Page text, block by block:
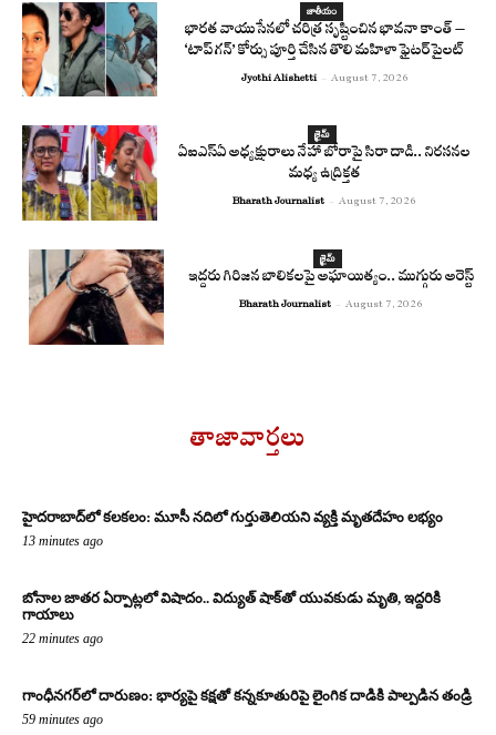
జాతీయం
భారత వాయుసేనలో చరిత్ర సృష్టించిన భావనా కాంత్ –
‘టాప్ గన్’ కోర్సు పూర్తి చేసిన తొలి మహిళా ఫైటర్ పైలట్
Jyothi Alishetti - August 7, 2026
క్రైమ్
ఏఐఎస్‌ఏ అధ్యక్షురాలు నేహా బోరాపై సిరా దాడి.. నిరసనల
మధ్య ఉద్రిక్తత
Bharath Journalist - August 7, 2026
క్రైమ్
ఇద్దరు గిరిజన బాలికలపై అఘాయిత్యం.. ముగ్గురు అరెస్ట్
Bharath Journalist - August 7, 2026
తాజావార్తలు
హైదరాబాద్‌లో కలకలం: మూసీ నదిలో గుర్తుతెలియని వ్యక్తి మృతదేహం లభ్యం
13 minutes ago
బోనాల జాతర ఏర్పాట్లలో విషాదం.. విద్యుత్ షాక్‌తో యువకుడు మృతి, ఇద్దరికి
గాయాలు
22 minutes ago
గాంధీనగర్‌లో దారుణం: భార్యపై కక్షతో కన్నకూతురిపై లైంగిక దాడికి పాల్పడిన తండ్రి
59 minutes ago